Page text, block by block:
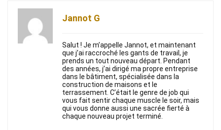
Jannot G
Salut ! Je m’appelle Jannot, et maintenant
que j’ai raccroché les gants de travail, je
prends un tout nouveau départ. Pendant
des années, j’ai dirigé ma propre entreprise
dans le bâtiment, spécialisée dans la
construction de maisons et le
terrassement. C’était le genre de job qui
vous fait sentir chaque muscle le soir, mais
qui vous donne aussi une sacrée fierté à
chaque nouveau projet terminé.